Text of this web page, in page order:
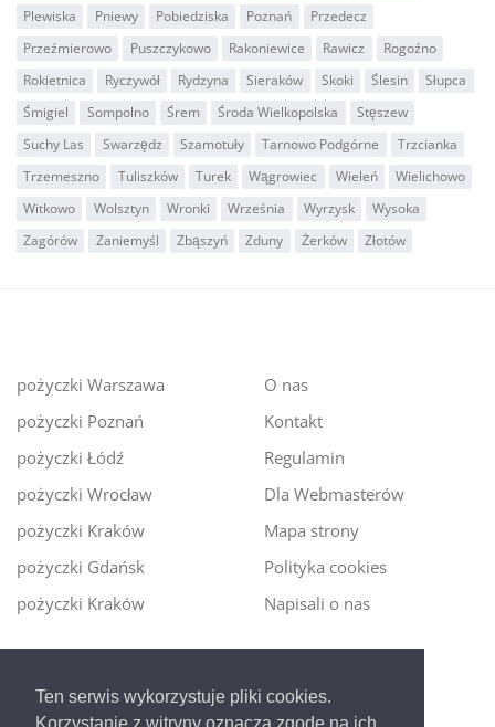
Ten serwis wykorzystuje pliki cookies.
Plewiska
Pniewy Pobiedziska Poznań
Przedecz
Przeźmierowo
Puszczykowo Rakoniewice Rawicz
Rogoźno
Rokietnica
Ryczywół Rydzyna Sieraków Skoki Ślesin
Słupca
Śmigiel
Sompolno Śrem Środa Wielkopolska
Stęszew
Suchy Las
Swarzędz Szamotuły Tarnowo Podgórne
Trzcianka
Trzemeszno
Tuliszków Turek Wągrowiec Wieleń
Wielichowo
Witkowo
Wolsztyn Wronki Września Wyrzysk
Wysoka
Zagórów
Zaniemyśl Zbąszyń Zduny Żerków Złotów
pożyczki Warszawa
pożyczki Poznań
pożyczki Łódź
pożyczki Wrocław
pożyczki Kraków
pożyczki Gdańsk
pożyczki Kraków
O nas
Kontakt
Regulamin
Dla Webmasterów
Mapa strony
Polityka cookies
Napisali o nas
Ekspert kredytowy online- nowa era szybkiego i